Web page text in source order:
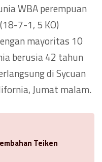
WBA perempuan
7-1, 5 KO)
mayoritas 10
berusia 42 tahun
di Sycuan
Jumat malam.
Teiken